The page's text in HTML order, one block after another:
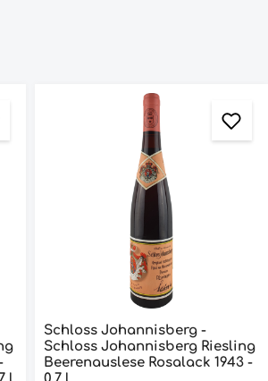
Schloss Johannisberg -
Schloss Johannisberg Riesling
Beerenauslese Rosalack 1943 -